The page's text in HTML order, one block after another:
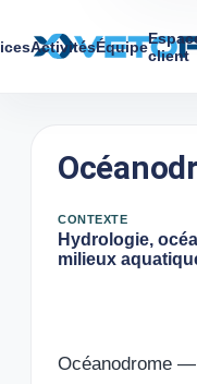
ActivitésÉquipeclient
CONTEXTE
Hydrologie,
milieux
Océanodrome